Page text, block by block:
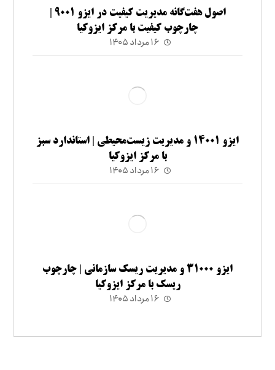
چارچوب کیفیت با مرکز ایزوکیا
۱۶ مرداد ۱۴۰۵
ایزو ۱۴۰۰۱ و مدیریت زیست‌محیطی | استاندارد سبز
با مرکز ایزوکیا
۱۶ مرداد ۱۴۰۵
ایزو ۳۱۰۰۰ و مدیریت ریسک سازمانی | چارچوب
ریسک با مرکز ایزوکیا
۱۶ مرداد ۱۴۰۵